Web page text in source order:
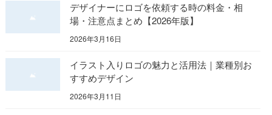
デザイナーにロゴを依頼する時の料金・相
場・注意点まとめ【2026年版】
2026年3月16日
イラスト入りロゴの魅力と活用法｜業種別お
すすめデザイン
2026年3月11日